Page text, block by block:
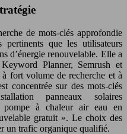
de mots-clés approfondie
que les utilisateurs
d’énergie renouvelable. Elle a
Planner, Semrush et
fort volume de recherche et à
concentrée sur des mots-clés
panneaux solaires
à chaleur air eau en
gratuit ». Le choix des
un trafic organique qualifié.